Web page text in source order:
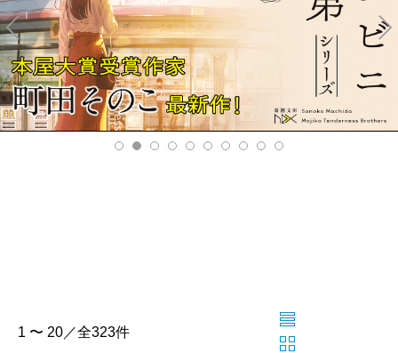
Pre
v
xt
1 〜 20／全323件